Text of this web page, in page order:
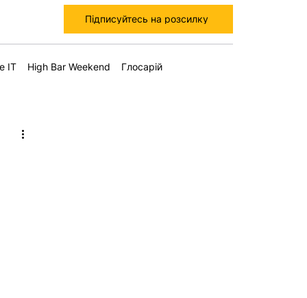
Підписуйтесь на розсилку
IT High Bar Weekend Глосарій